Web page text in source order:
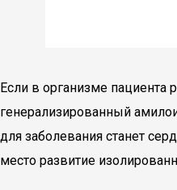
Если в организме пациента
генерализированный
для заболевания станет
место развитие